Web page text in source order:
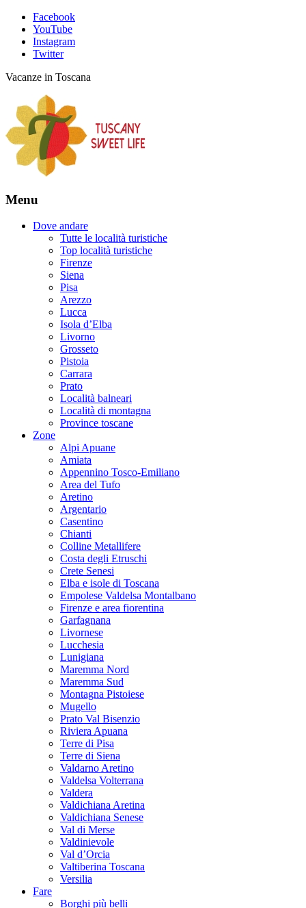
Facebook
YouTube
Instagram
Twitter
Vacanze in Toscana
Menu
Dove andare
Tutte le località turistiche
Top località turistiche
Firenze
Siena
Pisa
Arezzo
Lucca
Isola d’Elba
Livorno
Grosseto
Pistoia
Carrara
Prato
Località balneari
Località di montagna
Province toscane
Zone
Alpi Apuane
Amiata
Appennino Tosco-Emiliano
Area del Tufo
Aretino
Argentario
Casentino
Chianti
Colline Metallifere
Costa degli Etruschi
Crete Senesi
Elba e isole di Toscana
Empolese Valdelsa Montalbano
Firenze e area fiorentina
Garfagnana
Livornese
Lucchesia
Lunigiana
Maremma Nord
Maremma Sud
Montagna Pistoiese
Mugello
Prato Val Bisenzio
Riviera Apuana
Terre di Pisa
Terre di Siena
Valdarno Aretino
Valdelsa Volterrana
Valdera
Valdichiana Aretina
Valdichiana Senese
Val di Merse
Valdinievole
Val d’Orcia
Valtiberina Toscana
Versilia
Fare
Borghi più belli